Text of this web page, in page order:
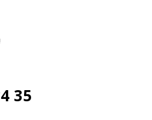
35